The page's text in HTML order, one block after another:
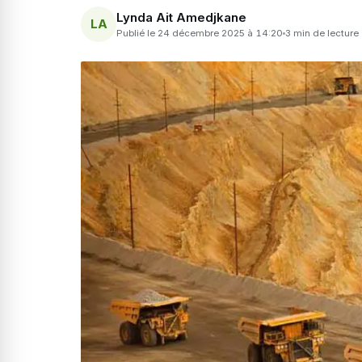
LA Lynda Ait Amedjkane
Publié le 24 décembre 2025 à 14:20 3 min de lecture